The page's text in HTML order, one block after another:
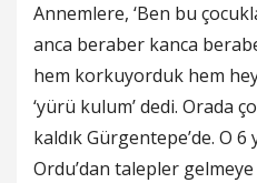
Annemlere, ‘Ben bu
anca beraber kanca
hem korkuyorduk hem
‘yürü kulum’ dedi. Orada
kaldık Gürgentepe’de. O 6
Ordu’dan talepler